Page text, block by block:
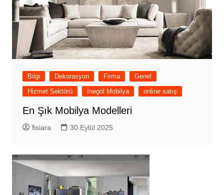
Bilgi Dekorasyon Firma
Genel
Hizmet Sektörü
İnegöl Mobilya online satış
En Şık Mobilya Modelleri
fisiara 30 Eylül 2025